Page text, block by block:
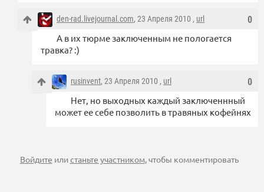
0
den-rad.livejournal.com, 23 Апреля 2010 , url
А в их тюрме заключенным не пологается
травка? :)
0
rusinvent, 23 Апреля 2010 , url
Нет, но выходных каждый заключеннный
может ее себе позволить в травяных кофейнях
Войдите илистаньте участником, чтобы комментировать